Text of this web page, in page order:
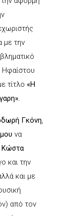
με την
τίτλο «Η
Γκόνη,
να
Κώστα
και την
και με
από τον